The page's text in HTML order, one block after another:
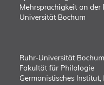
Mehrsprachigkeit an der
Universität Bochum
Ruhr-Universität Bochum
Fakultät für Philologie
Germanistisches Institut,